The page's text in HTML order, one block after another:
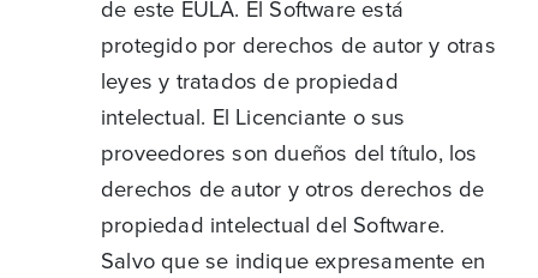
de este EULA. El Software está
protegido por derechos de autor y otras
leyes y tratados de propiedad
intelectual. El Licenciante o sus
proveedores son dueños del título, los
derechos de autor y otros derechos de
propiedad intelectual del Software.
Salvo que se indique expresamente en